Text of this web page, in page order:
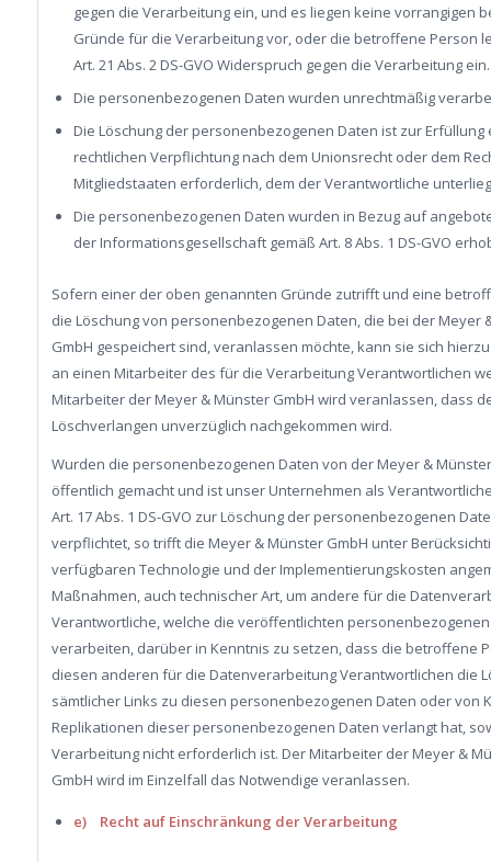
gegen die Verarbeitung ein, und es liegen keine vorrangigen
Gründe für die Verarbeitung vor, oder die betroffene Person
Art. 21 Abs. 2 DS-GVO Widerspruch gegen die Verarbeitung ein.
Die personenbezogenen Daten wurden unrechtmäßig
Die Löschung der personenbezogenen Daten ist zur Erfüllung
rechtlichen Verpflichtung nach dem Unionsrecht oder dem
Mitgliedstaaten erforderlich, dem der Verantwortliche
Die personenbezogenen Daten wurden in Bezug auf
der Informationsgesellschaft gemäß Art. 8 Abs. 1 DS-GVO
Sofern einer der oben genannten Gründe zutrifft und eine
die Löschung von personenbezogenen Daten, die bei der Meyer
GmbH gespeichert sind, veranlassen möchte, kann sie sich
an einen Mitarbeiter des für die Verarbeitung Verantwortlichen
Mitarbeiter der Meyer & Münster GmbH wird veranlassen, dass
Löschverlangen unverzüglich nachgekommen wird.
Wurden die personenbezogenen Daten von der Meyer &
öffentlich gemacht und ist unser Unternehmen als
Art. 17 Abs. 1 DS-GVO zur Löschung der personenbezogenen
verpflichtet, so trifft die Meyer & Münster GmbH unter
verfügbaren Technologie und der Implementierungskosten
Maßnahmen, auch technischer Art, um andere für die
Verantwortliche, welche die veröffentlichten
verarbeiten, darüber in Kenntnis zu setzen, dass die betroffene
diesen anderen für die Datenverarbeitung Verantwortlichen die
sämtlicher Links zu diesen personenbezogenen Daten oder von
Replikationen dieser personenbezogenen Daten verlangt hat,
Verarbeitung nicht erforderlich ist. Der Mitarbeiter der Meyer &
GmbH wird im Einzelfall das Notwendige veranlassen.
e) Recht auf Einschränkung der Verarbeitung